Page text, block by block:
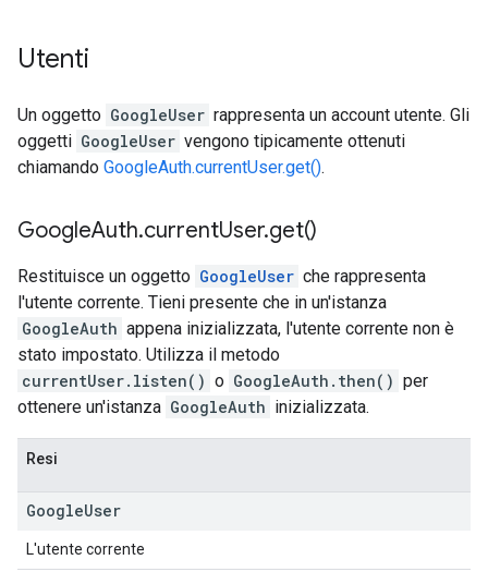
Utenti
Un oggetto GoogleUser rappresenta un account utente. Gli
oggetti GoogleUser vengono tipicamente ottenuti
chiamando GoogleAuth.currentUser.get().
GoogleAuth.currentUser.get()
Restituisce un oggetto GoogleUser che rappresenta
l'utente corrente. Tieni presente che in un'istanza
GoogleAuth appena inizializzata, l'utente corrente non è
stato impostato. Utilizza il metodo
currentUser.listen() o GoogleAuth.then() per
ottenere un'istanza GoogleAuth inizializzata.
Resi
GoogleUser
L'utente corrente